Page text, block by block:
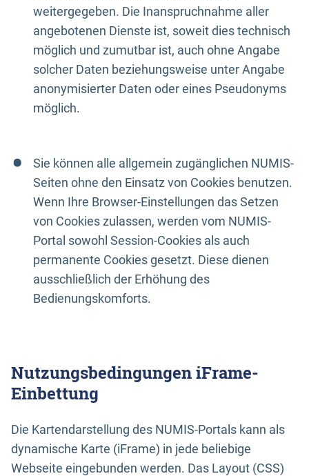
weitergegeben. Die Inanspruchnahme aller
angebotenen Dienste ist, soweit dies technisch
möglich und zumutbar ist, auch ohne Angabe
solcher Daten beziehungsweise unter Angabe
anonymisierter Daten oder eines Pseudonyms
möglich.
Sie können alle allgemein zugänglichen NUMIS-
Seiten ohne den Einsatz von Cookies benutzen.
Wenn Ihre Browser-Einstellungen das Setzen
von Cookies zulassen, werden vom NUMIS-
Portal sowohl Session-Cookies als auch
permanente Cookies gesetzt. Diese dienen
ausschließlich der Erhöhung des
Bedienungskomforts.
Nutzungsbedingungen iFrame-
Einbettung
Die Kartendarstellung des NUMIS-Portals kann als
dynamische Karte (iFrame) in jede beliebige
Webseite eingebunden werden. Das Layout (CSS)